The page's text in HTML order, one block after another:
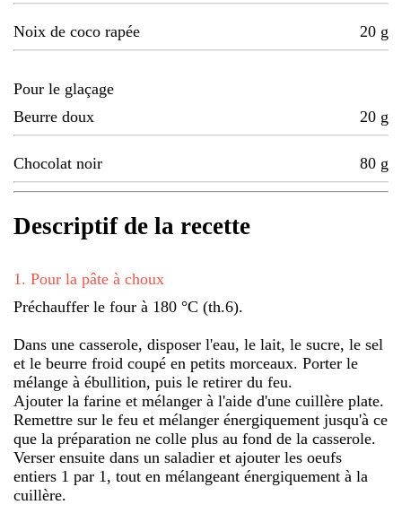
Noix de coco rapée 20 g
Pour le glaçage
Beurre doux
20 g
Chocolat noir 80 g
Descriptif de la recette
1 . Pour la pâte à choux
Préchauffer le four à 180 °C (th.6).
Dans une casserole, disposer l'eau, le lait, le sucre, le sel
et le beurre froid coupé en petits morceaux. Porter le
mélange à ébullition, puis le retirer du feu.
Ajouter la farine et mélanger à l'aide d'une cuillère plate.
Remettre sur le feu et mélanger énergiquement jusqu'à ce
que la préparation ne colle plus au fond de la casserole.
Verser ensuite dans un saladier et ajouter les oeufs
entiers 1 par 1, tout en mélangeant énergiquement à la
cuillère.